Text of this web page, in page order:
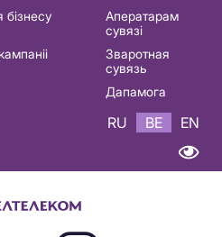
бізнесу
Аператарам
сувязі
Зваротная
сувязь
Дапамога
RU BE EN